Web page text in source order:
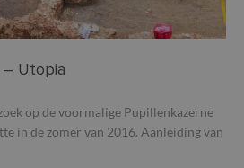
Utopia
op de voormalige Pupillenkazerne
in de zomer van 2016. Aanleiding van